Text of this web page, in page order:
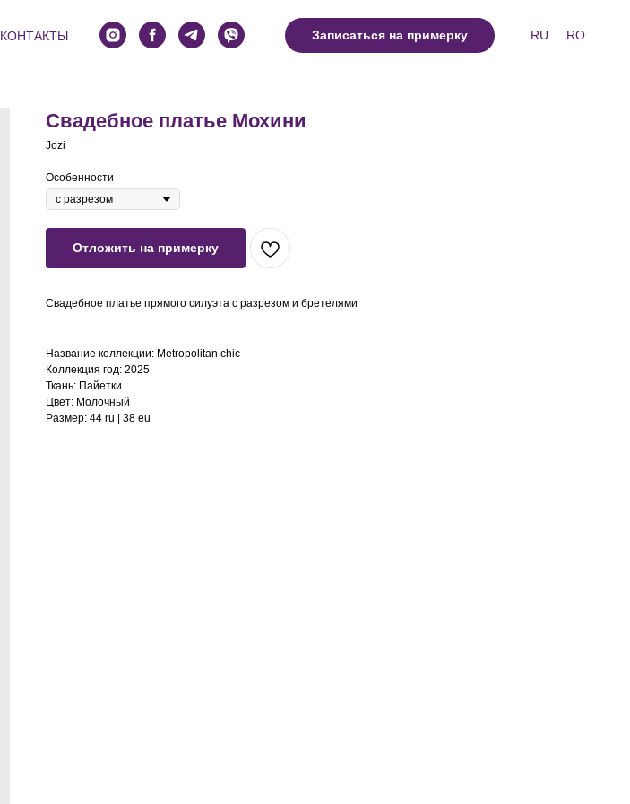
КОНТАКТЫ Записаться на примерку RU RO
Свадебное платье Мохини
Jozi
Особенности
Отложить на примерку
Свадебное платье прямого силуэта с разрезом и бретелями
Название коллекции: Metropolitan chic
Коллекция год: 2025
Ткань: Пайетки
Цвет: Молочный
Размер: 44 ru | 38 eu